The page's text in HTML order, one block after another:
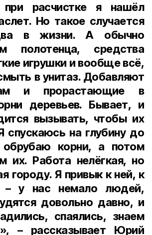
расчистке я нашёл
Но такое случается
в жизни. А обычно
полотенца, средства
игрушки и вообще всё,
в унитаз. Добавляют
и прорастающие в
деревьев. Бывает, и
вызывать, чтобы их
спускаюсь на глубину до
корни, а потом
их. Работа нелёгкая, но
городу. Я привык к ней, к
– у нас немало людей,
довольно давно, и
спаялись, знаем
– рассказывает Юрий